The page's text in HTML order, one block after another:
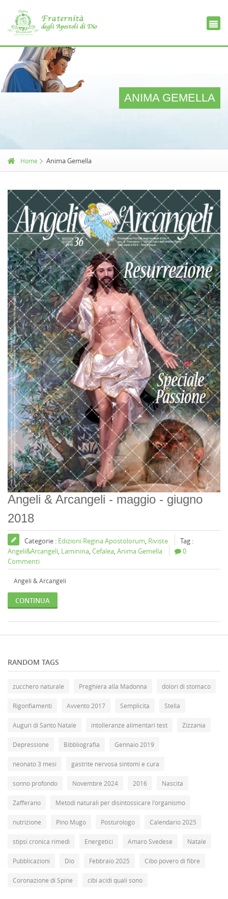
ANIMA GEMELLA
Home Anima Gemella
Angeli & Arcangeli - maggio - giugno
2018
Categorie : Edizioni Regina Apostolorum, Riviste
Tag :
Angeli&Arcangeli, Laminina,Cefalea,Anima Gemella
0
Commenti
Angeli & Arcangeli
CONTINUA
RANDOM TAGS
zucchero naturale Preghiera alla Madonna dolori di stomaco
Rigonfiamenti Avvento 2017 Semplicita Stella
Auguri di Santo Natale intolleranze alimentari test Zizzania
Depressione Bibbliografia Gennaio 2019
neonato 3 mesi gastrite nervosa sintomi e cura
sonno profondo Novembre 2024 2016 Nascita
Zafferano Metodi naturali per disintossicare l'organismo
nutrizione Pino Mugo Posturologo Calendario 2025
stipsi cronica rimedi Energetici Amaro Svedese Natale
Pubblicazioni Dio Febbraio 2025 Cibo povero di fibre
Coronazione di Spine cibi acidi quali sono